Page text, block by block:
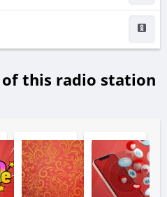
of this radio station